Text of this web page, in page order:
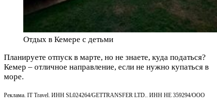
Отдых в Кемере с детьми
Планируете отпуск в марте, но не знаете, куда податься?
Кемер – отличное направление, если не нужно купаться в
море.
Реклама. IT Travel. ИНН SL024264/GETTRANSFER LTD.. ИНН HE 359294/ООО